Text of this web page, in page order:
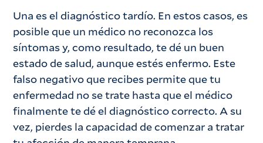
Una es el diagnóstico tardío. En estos casos, es
posible que un médico no reconozca los
síntomas y, como resultado, te dé un buen
estado de salud, aunque estés enfermo. Este
falso negativo que recibes permite que tu
enfermedad no se trate hasta que el médico
finalmente te dé el diagnóstico correcto. A su
vez, pierdes la capacidad de comenzar a tratar